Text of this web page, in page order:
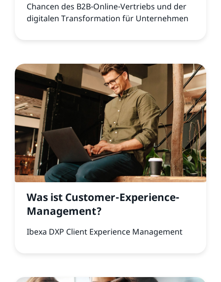
Chancen des B2B-Online-Vertriebs und der
digitalen Transformation für Unternehmen
Was ist Customer-Experience-
Management?
Ibexa DXP Client Experience Management